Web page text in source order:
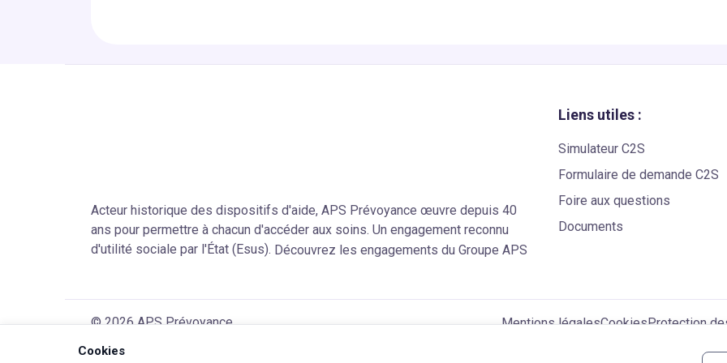
Acteur historique des dispositifs d'aide, APS Prévoyance œuvre depuis 40
ans pour permettre à chacun d'accéder aux soins. Un engagement reconnu
d'utilité sociale par l'État (Esus). Découvrez les engagements du Groupe APS
Liens utiles :
Simulateur C2S
Formulaire de demande C2S
Foire aux questions
Documents
© 2026 APS Prévoyance Mentions légalesCookiesProtection
Cookies